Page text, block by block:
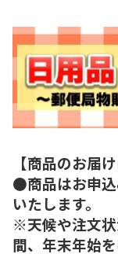
【商品のお届
●商品はお申
いたします。
※天候や注文
間、年末年始